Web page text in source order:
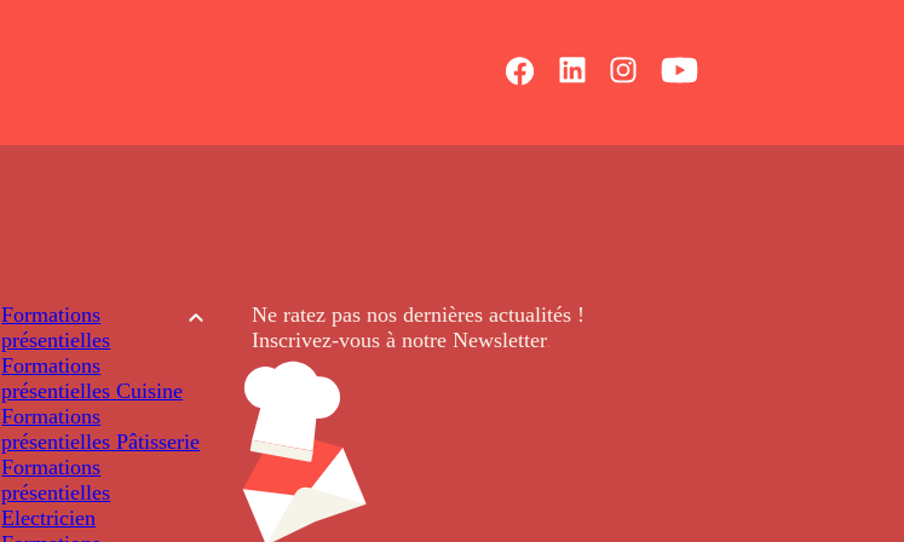
Formations
présentielles
Formations
présentielles Cuisine
Formations
présentielles Pâtisserie
Formations
présentielles
Electricien
Ne ratez pas nos dernièresactualités !
Inscrivez-vous à notre Newsletter.